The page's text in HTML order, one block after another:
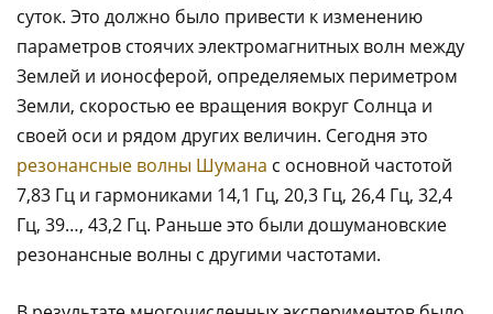
суток. Это должно было привести к изменению
параметров стоячих электромагнитных волн между
Землей и ионосферой, определяемых периметром
Земли, скоростью ее вращения вокруг Солнца и
своей оси и рядом других величин. Сегодня это
резонансные волны Шумана с основной частотой
7,83 Гц и гармониками 14,1 Гц, 20,3 Гц, 26,4 Гц, 32,4
Гц, 39…, 43,2 Гц. Раньше это были дошумановские
резонансные волны с другими частотами.